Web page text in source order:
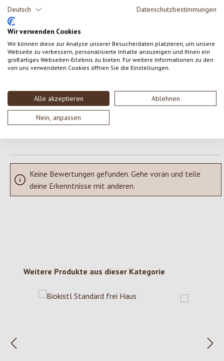
Deutsch Datenschutzbestimmungen
Wir verwenden Cookies
Wir können diese zur Analyse unserer Besucherdaten platzieren, um unsere
Webseite zu verbessern, personalisierte Inhalte anzuzeigen und Ihnen ein
großartiges Webseiten-Erlebnis zu bieten. Für weitere Informationen zu den
von uns verwendeten Cookies öffnen Sie die Einstellungen.
Alle akzeptieren Ablehnen
Nein, anpassen
0 von 0 Bewertungen
Durchschnittliche Bewertung von 0 von 5 Sternen
Gib eine Bewertung ab!
SCHREIBE EINE BEWERTUNG
Keine Bewertungen gefunden. Gehe voran und teile
deine Erkenntnisse mit anderen.
Produktgalerie überspringen
Weitere Produkte aus dieser Kategorie